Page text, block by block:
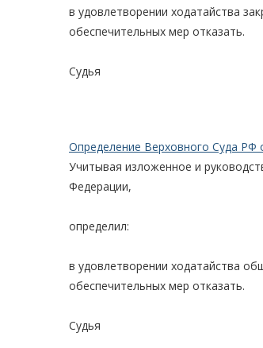
в удовлетворении ходатайства
обеспечительных мер отказать.
Судья
Определение Верховного Суда РФ
Учитывая изложенное и
Федерации,
определил:
в удовлетворении ходатайства
обеспечительных мер отказать.
Судья